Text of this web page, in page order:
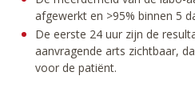
afgewerkt en >95% binnen 5
De eerste 24 uur zijn de
aanvragende arts zichtbaar,
voor de patiënt.